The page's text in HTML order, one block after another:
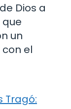
Dios a
un
el
Tragó: